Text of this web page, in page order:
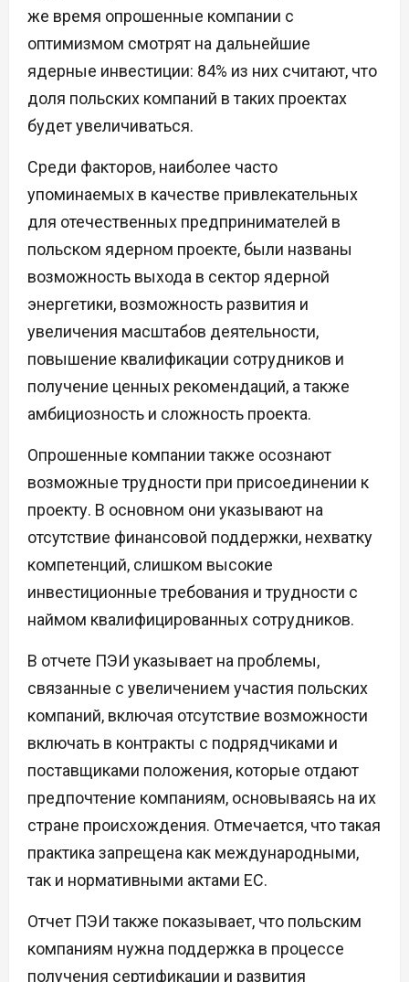
же время опрошенные компании с
оптимизмом смотрят на дальнейшие
ядерные инвестиции: 84% из них считают, что
доля польских компаний в таких проектах
будет увеличиваться.
Среди факторов, наиболее часто
упоминаемых в качестве привлекательных
для отечественных предпринимателей в
польском ядерном проекте, были названы
возможность выхода в сектор ядерной
энергетики, возможность развития и
увеличения масштабов деятельности,
повышение квалификации сотрудников и
получение ценных рекомендаций, а также
амбициозность и сложность проекта.
Опрошенные компании также осознают
возможные трудности при присоединении к
проекту. В основном они указывают на
отсутствие финансовой поддержки, нехватку
компетенций, слишком высокие
инвестиционные требования и трудности с
наймом квалифицированных сотрудников.
В отчете ПЭИ указывает на проблемы,
связанные с увеличением участия польских
компаний, включая отсутствие возможности
включать в контракты с подрядчиками и
поставщиками положения, которые отдают
предпочтение компаниям, основываясь на их
стране происхождения. Отмечается, что такая
практика запрещена как международными,
так и нормативными актами ЕС.
Отчет ПЭИ также показывает, что польским
компаниям нужна поддержка в процессе
получения сертификации и развития